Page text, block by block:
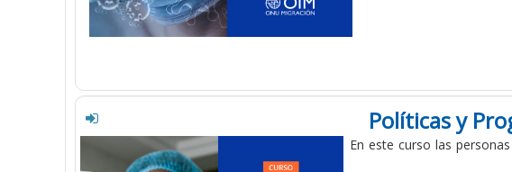
Políticas y
En este curso las